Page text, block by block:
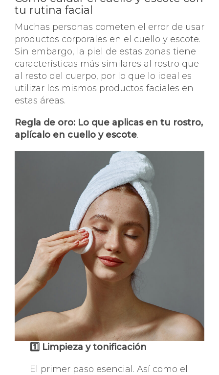
tu rutina facial
Muchas personas cometen el error de usar
productos corporales en el cuello y escote.
Sin embargo, la piel de estas zonas tiene
características más similares al rostro que
al resto del cuerpo, por lo que lo ideal es
utilizar los mismos productos faciales en
estas áreas.
Regla de oro: Lo que aplicas en tu rostro,
aplícalo en cuello y escote.
1️ ⃣ Limpieza y tonificación
El primer paso esencial. Así como el